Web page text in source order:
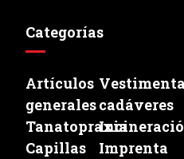
Categorías
Artículos
generalescadáveres
Tanatopraxia
Capillas
Imprenta